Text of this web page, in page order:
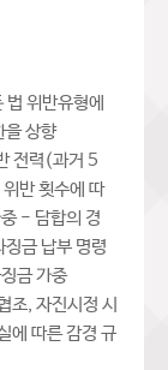
위반유형에
을 상향
전력(과거 5
반 횟수에 따
- 담합의 경
금 납부 명령
금 가중
조, 자진시정 시
에 따른 감경 규